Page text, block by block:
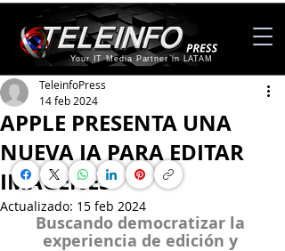
Your IT Media Partner in LATAM
APPLE PRESENTA UNA
NUEVA IA PARA EDITAR
IMÁGENES
TeleinfoPress
14 feb 2024
Actualizado: 15 feb 2024
Buscando democratizar la
experiencia de edición y